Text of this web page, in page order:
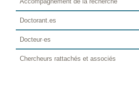
Doctorant.es
Docteur·es
Chercheurs rattachés et associés